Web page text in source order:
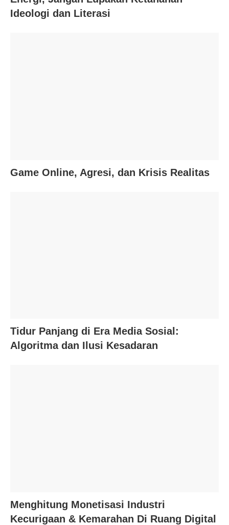
Ideologi dan Literasi
Game Online, Agresi, dan Krisis Realitas
Tidur Panjang di Era Media Sosial:
Algoritma dan Ilusi Kesadaran
Menghitung Monetisasi Industri
Kecurigaan & Kemarahan Di Ruang Digital